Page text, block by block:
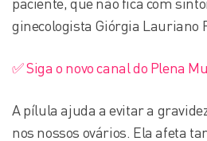
ginecologista Giórgia Lauriano
✅ Siga o novo canal do Plena
A pílula ajuda a evitar a
nos nossos ovários. Ela afeta